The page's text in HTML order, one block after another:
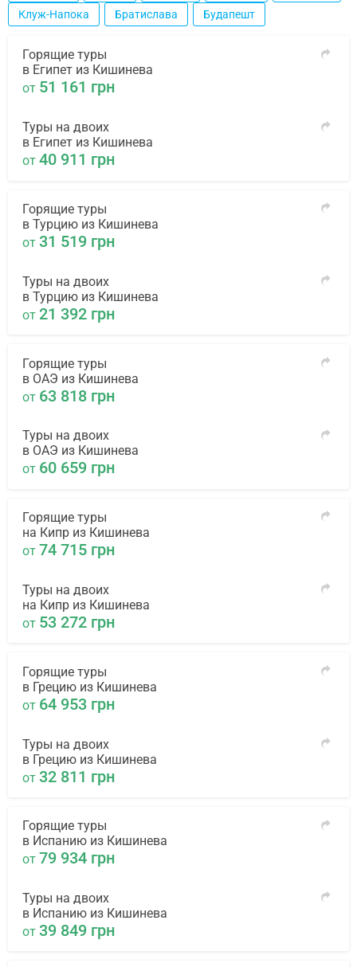
Клуж-Напока
Братислава Будапешт
Горящие туры
в Египет из Кишинева
от 51 161 грн
Туры на двоих
в Египет из Кишинева
от 40 911 грн
Горящие туры
в Турцию из Кишинева
от 31 519 грн
Туры на двоих
в Турцию из Кишинева
от 21 392 грн
Горящие туры
в ОАЭ из Кишинева
от 63 818 грн
Туры на двоих
в ОАЭ из Кишинева
от 60 659 грн
Горящие туры
на Кипр из Кишинева
от 74 715 грн
Туры на двоих
на Кипр из Кишинева
от 53 272 грн
Горящие туры
в Грецию из Кишинева
от 64 953 грн
Туры на двоих
в Грецию из Кишинева
от 32 811 грн
Горящие туры
в Испанию из Кишинева
от 79 934 грн
Туры на двоих
в Испанию из Кишинева
от 39 849 грн